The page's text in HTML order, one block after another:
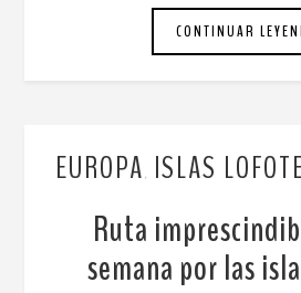
CONTINUAR
EUROPA ISLAS
Ruta
semana por las